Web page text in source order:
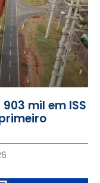
mil em ISS